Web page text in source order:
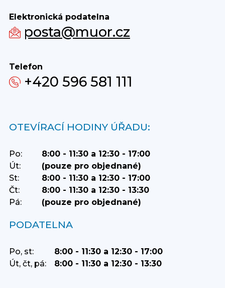
Elektronická podatelna
posta@muor.cz
Telefon
+420 596 581 111
OTEVÍRACÍ HODINY ÚŘADU:
Po:
8:00 - 11:30 a 12:30 - 17:00
Út:
(pouze pro objednané)
St:
8:00 - 11:30 a 12:30 - 17:00
Čt:
8:00 - 11:30 a 12:30 - 13:30
Pá:
(pouze pro objednané)
PODATELNA
Po, st:
8:00 - 11:30 a 12:30 - 17:00
Út, čt, pá:
8:00 - 11:30 a 12:30 - 13:30